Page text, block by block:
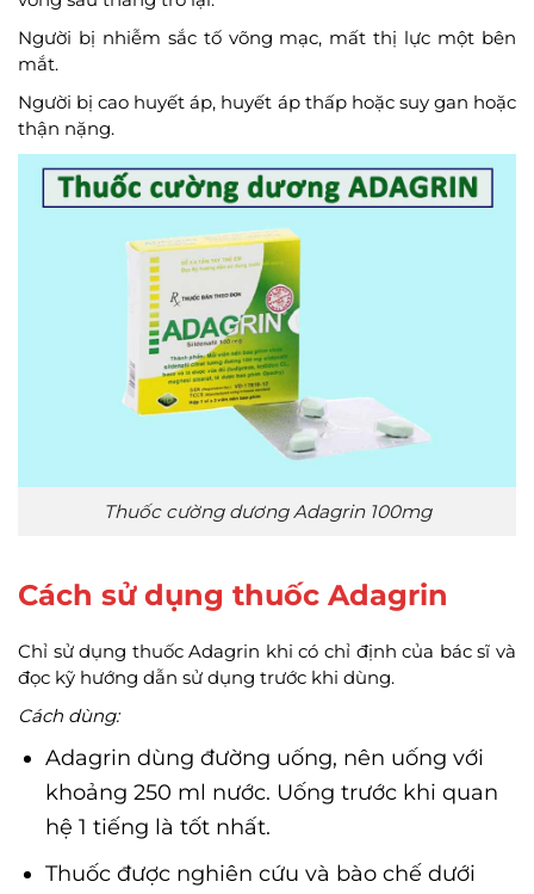
Người bị nhiễm sắc tố võng mạc, mất thị lực một bên
mắt.
Người bị cao huyết áp, huyết áp thấp hoặc suy gan hoặc
thận nặng.
Thuốc cường dương Adagrin 100mg
Cách sử dụng thuốc Adagrin
Chỉ sử dụng thuốc Adagrin khi có chỉ định của bác sĩ và
đọc kỹ hướng dẫn sử dụng trước khi dùng.
Cách dùng:
Adagrin dùng đường uống, nên uống với
khoảng 250 ml nước. Uống trước khi quan
hệ 1 tiếng là tốt nhất.
Thuốc được nghiên cứu và bào chế dưới